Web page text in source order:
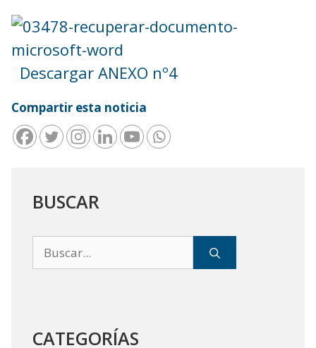
Descargar ANEXO nº4
Compartir esta noticia
BUSCAR
CATEGORÍAS